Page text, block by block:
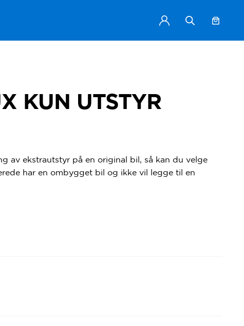
KUN UTSTYR
av ekstrautstyr på en original bil, så kan du velge
har en ombygget bil og ikke vil legge til en